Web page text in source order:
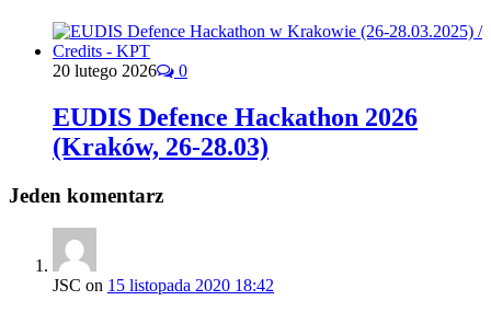
20 lutego 2026 0
EUDIS Defence Hackathon 2026
(Kraków, 26-28.03)
Jeden komentarz
JSC on 15 listopada 2020 18:42